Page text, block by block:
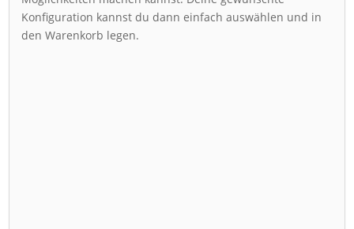
Konfiguration kannst du dann einfach auswählen und in
den Warenkorb legen.